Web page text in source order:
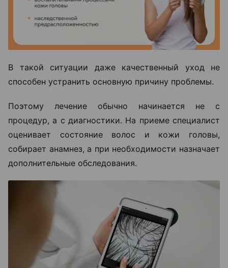
В такой ситуации даже качественный уход не
способен устранить основную причину проблемы.
Поэтому лечение обычно начинается не с
процедур, а с диагностики. На приеме специалист
оценивает состояние волос и кожи головы,
собирает анамнез, а при необходимости назначает
дополнительные обследования.